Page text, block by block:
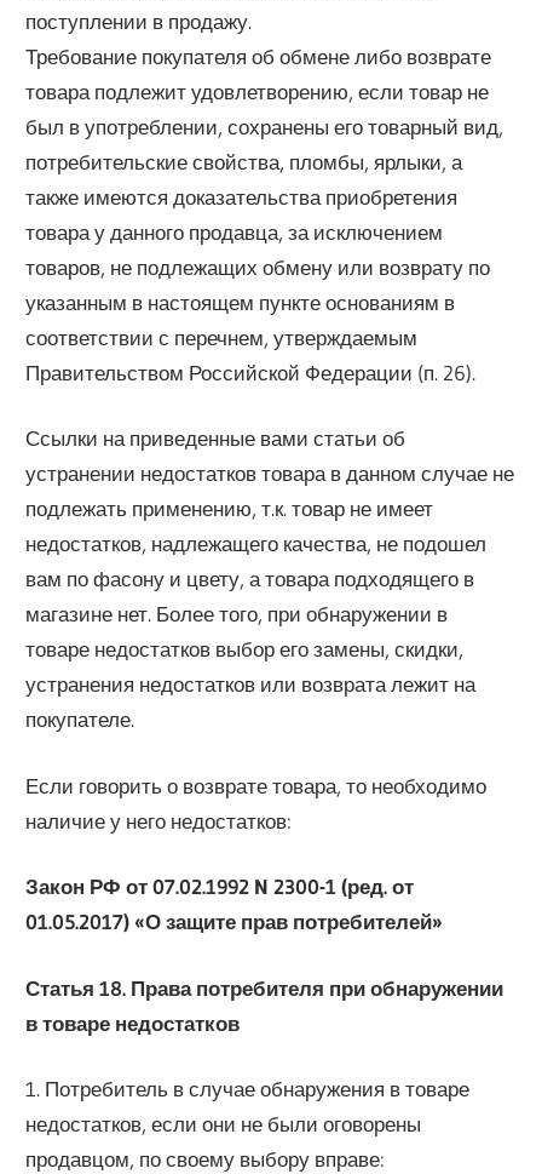
поступлении в продажу.
Требование покупателя об обмене либо возврате
товара подлежит удовлетворению, если товар не
был в употреблении, сохранены его товарный вид,
потребительские свойства, пломбы, ярлыки, а
также имеются доказательства приобретения
товара у данного продавца, за исключением
товаров, не подлежащих обмену или возврату по
указанным в настоящем пункте основаниям в
соответствии с перечнем, утверждаемым
Правительством Российской Федерации (п. 26).
Ссылки на приведенные вами статьи об
устранении недостатков товара в данном случае не
подлежать применению, т.к. товар не имеет
недостатков, надлежащего качества, не подошел
вам по фасону и цвету, а товара подходящего в
магазине нет. Более того, при обнаружении в
товаре недостатков выбор его замены, скидки,
устранения недостатков или возврата лежит на
покупателе.
Если говорить о возврате товара, то необходимо
наличие у него недостатков:
Закон РФ от 07.02.1992 N 2300-1 (ред. от
01.05.2017) «О защите прав потребителей»
Статья 18. Права потребителя при обнаружении
в товаре недостатков
1. Потребитель в случае обнаружения в товаре
недостатков, если они не были оговорены
продавцом, по своему выбору вправе: